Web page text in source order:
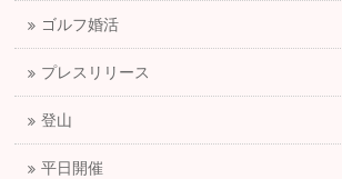
ゴルフ婚活
プレスリリース
登山
平日開催